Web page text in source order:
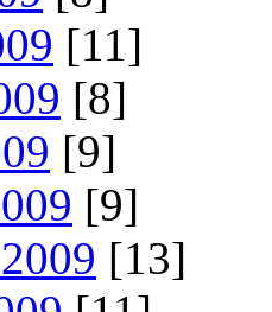
[11]
[8]
[9]
[9]
[13]